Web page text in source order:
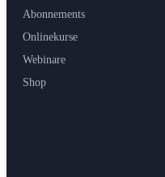
Abonnements
Onlinekurse
Webinare
Shop